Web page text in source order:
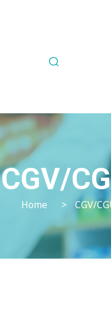
Home > CGV/
CGV/